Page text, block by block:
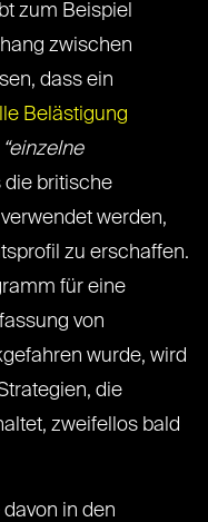
zum Beispiel
zwischen
dass ein
Belästigung
“einzelne
die britische
werden,
zu erschaffen.
für eine
von
wurde, wird
die
zweifellos bald
in den